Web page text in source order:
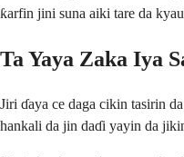
ƙarfin jini suna aiki tare da
Ta Yaya Zaka Iya
Jiri ɗaya ce daga cikin tasirin
hankali da jin daɗi yayin da